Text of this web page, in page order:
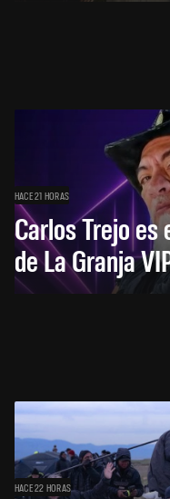
HACE 21 HORAS
Carlos Trejo
de La Granja
HACE 22 HORAS